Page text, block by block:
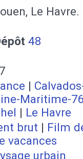
Le Havre.
48
|
Maritime-
| Le Havre
brut | Film
vacances
urbain